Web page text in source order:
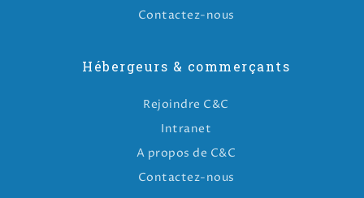
Contactez-nous
Hébergeurs & commerçants
Rejoindre C&C
Intranet
A propos de C&C
Contactez-nous